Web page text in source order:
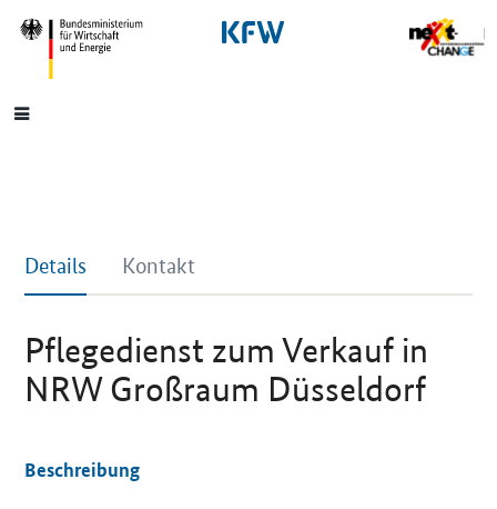
SrOnlyNavigation
Hauptmenü
Details Kontakt
Pflegedienst zum Verkauf in
NRW Großraum Düsseldorf
Beschreibung